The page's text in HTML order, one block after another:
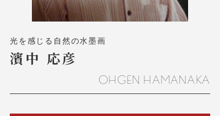
光を感じる自然の水墨画
濱中 応彦
OHGEN HAMANAKA